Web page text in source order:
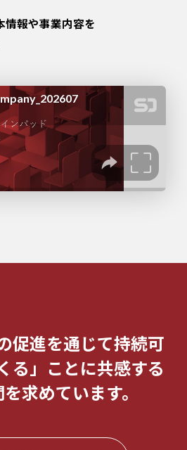
情報や事業内容を
促進を通じて持続可
る」ことに共感する
求めています。